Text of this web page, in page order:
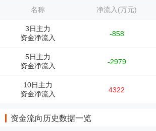
名称 净流入(万元)
3日主力
资金净流入
-858
5日主力
资金净流入
-2979
10日主力
资金净流入
4322
资金流向历史数据一览